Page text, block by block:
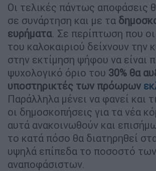
Οι τελικές πάντως αποφάσεις
σε συνάρτηση και με τα
ευρήματα. Σε περίπτωση που
του καλοκαιριού δείχνουν την
στην εκτίμηση ψήφου να είναι
ψυχολογικό όριο του 30% θα
υποστηρικτές των πρόωρων
Παράλληλα μένει να φανεί και
οι δημοσκοπήσεις για τα νέα
αυτά ανακοινωθούν και
το κατά πόσο θα διατηρηθεί
υψηλά επίπεδα το ποσοστό των
αναποφάσιστων.